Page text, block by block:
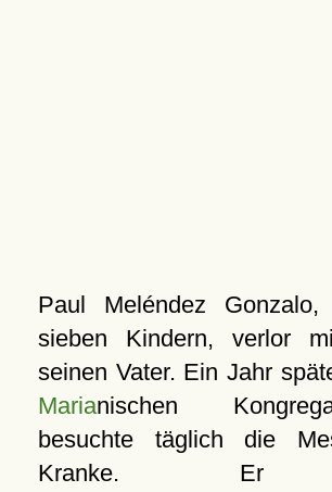
Paul Meléndez
sieben Kindern, verlor
seinen Vater. Ein Jahr
Marianischen
besuchte täglich die
Kranke. Er